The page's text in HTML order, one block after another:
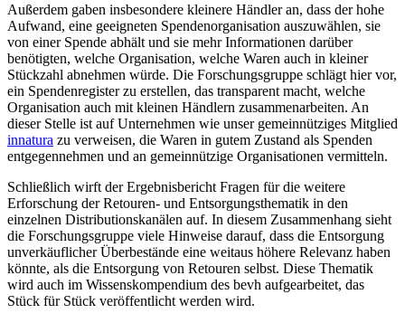
Außerdem gaben insbesondere kleinere Händler an, dass der hohe
Aufwand, eine geeigneten Spendenorganisation auszuwählen, sie
von einer Spende abhält und sie mehr Informationen darüber
benötigten, welche Organisation, welche Waren auch in kleiner
Stückzahl abnehmen würde. Die Forschungsgruppe schlägt hier vor,
ein Spendenregister zu erstellen, das transparent macht, welche
Organisation auch mit kleinen Händlern zusammenarbeiten. An
dieser Stelle ist auf Unternehmen wie unser gemeinnütziges Mitglied
innatura zu verweisen, die Waren in gutem Zustand als Spenden
entgegennehmen und an gemeinnützige Organisationen vermitteln.
Schließlich wirft der Ergebnisbericht Fragen für die weitere
Erforschung der Retouren- und Entsorgungsthematik in den
einzelnen Distributionskanälen auf. In diesem Zusammenhang sieht
die Forschungsgruppe viele Hinweise darauf, dass die Entsorgung
unverkäuflicher Überbestände eine weitaus höhere Relevanz haben
könnte, als die Entsorgung von Retouren selbst. Diese Thematik
wird auch im Wissenskompendium des bevh aufgearbeitet, das
Stück für Stück veröffentlicht werden wird.